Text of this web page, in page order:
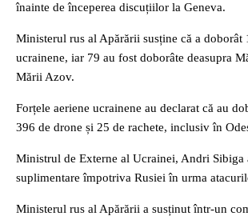
înainte de începerea discuțiilor la Geneva.
Ministerul rus al Apărării susține că a doborât
ucrainene, iar 79 au fost doborâte deasupra
Mării Azov.
Forțele aeriene ucrainene au declarat că au
396 de drone și 25 de rachete, inclusiv în
Ministrul de Externe al Ucrainei, Andri Sibiga
suplimentare împotriva Rusiei în urma
Ministerul rus al Apărării a susținut într-un